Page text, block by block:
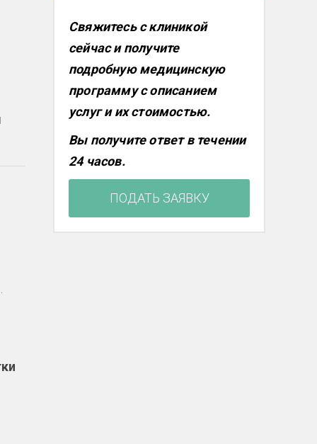
Свяжитесь с клиникой
сейчас и получите
подробную медицинскую
программу с описанием
услуг и их стоимостью.
Вы получите ответ в течении
24 часов.
ПОДАТЬ ЗАЯВКУ